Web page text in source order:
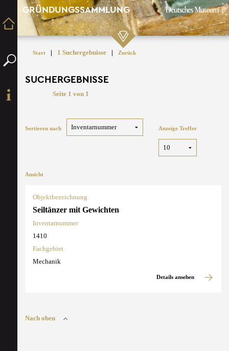
GRÜNDUNGSSAMMLUNG
Start | 1 Suchergebnisse | Zurück
SUCHERGEBNISSE
Seite 1 von 1
Sortieren nach Anzeige Treffer
Ansicht
Objektbezeichnung
Seiltänzer mit Gewichten
Inventarnummer
1410
Fachgebiet
Mechanik
Details ansehen
Nach oben